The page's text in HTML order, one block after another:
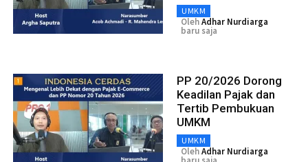
UMKM
OlehAdhar Nurdiarga
baru saja
PP 20/2026 Dorong
Keadilan Pajak dan
Tertib Pembukuan
UMKM
UMKM
OlehAdhar Nurdiarga